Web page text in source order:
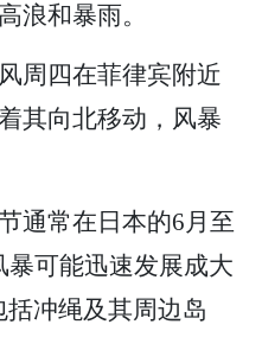
浪和暴雨。
周四在菲律宾附近
其向北移动，风暴
通常在日本的6月至
暴可能迅速发展成大
冲绳及其周边岛